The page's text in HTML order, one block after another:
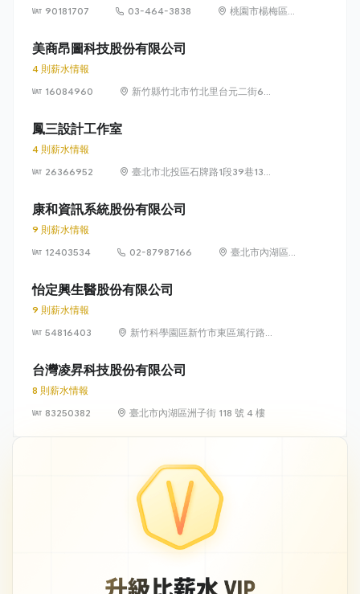
90181707 03-464-3838
桃園市楊梅區高
美商昂圖科技股份有限公司
4 則薪水情報
16084960
新竹縣竹北市竹北里台元二街6號
鳳三設計工作室
4 則薪水情報
26366952
臺北市北投區石牌路1段39巷134
康和資訊系統股份有限公司
9 則薪水情報
12403534
02-87987166
臺北市內湖區瑞
怡定興生醫股份有限公司
9 則薪水情報
54816403
新竹科學園區新竹市東區篤行路6
台灣凌昇科技股份有限公司
8 則薪水情報
83250382
臺北市內湖區洲子街 118 號 4 樓